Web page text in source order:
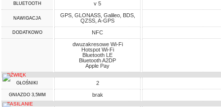
BLUETOOTH v 5
NAWIGACJA
GPS, GLONASS, Galileo, BDS,
QZSS, A-GPS
DODATKOWO
NFC
dwuzakresowe Wi-Fi
Hotspot Wi-Fi
Bluetooth LE
Bluetooth A2DP
Apple Pay
DŹWIĘK
GŁOŚNIKI 2
GNIAZDO 3,5MM brak
ZASILANIE